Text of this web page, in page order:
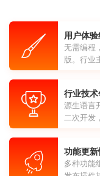
用户体
无需编程
版。行业
行业技术
源生语言
二次开发
功能更新
多种功能